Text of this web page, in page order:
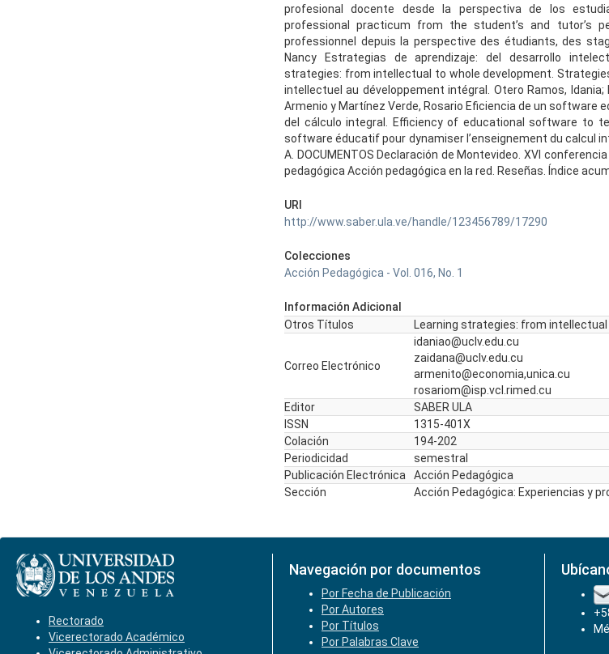
profesional docente desde la perspectiva de los
professional practicum from the student’s and tutor’s
professionnel depuis la perspective des étudiants, des
Nancy Estrategias de aprendizaje: del desarrollo
strategies: from intellectual to whole development.
intellectuel au développement intégral. Otero Ramos, Idania;
Armenio y Martínez Verde, Rosario Eficiencia de un software
del cálculo integral. Efficiency of educational software to
software éducatif pour dynamiser l’enseignement du calcul
A. DOCUMENTOS Declaración de Montevideo. XVI
pedagógica Acción pedagógica en la red. Reseñas. Índice
URI
http://www.saber.ula.ve/handle/123456789/17290
Colecciones
Acción Pedagógica - Vol. 016, No. 1
Información Adicional
Otros Títulos
Learning strategies: from intellectual
Correo Electrónico
idaniao@uclv.edu.cu
zaidana@uclv.edu.cu
armenito@economia,unica.cu
rosariom@isp.vcl.rimed.cu
Editor
SABER ULA
ISSN
1315-401X
Colación
194-202
Periodicidad
semestral
Publicación Electrónica
Acción Pedagógica
Sección
Acción Pedagógica: Experiencias y
Rectorado
Vicerectorado Académico
Navegación por documentos
Por Fecha de Publicación
Por Autores
Por Títulos
Por Palabras Clave